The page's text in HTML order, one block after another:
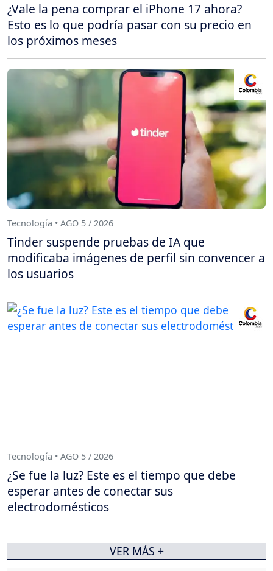
¿Vale la pena comprar el iPhone 17 ahora?
Esto es lo que podría pasar con su precio en
los próximos meses
Tecnología • AGO 5 / 2026
Tinder suspende pruebas de IA que
modificaba imágenes de perfil sin convencer a
los usuarios
Tecnología • AGO 5 / 2026
¿Se fue la luz? Este es el tiempo que debe
esperar antes de conectar sus
electrodomésticos
VER MÁS +